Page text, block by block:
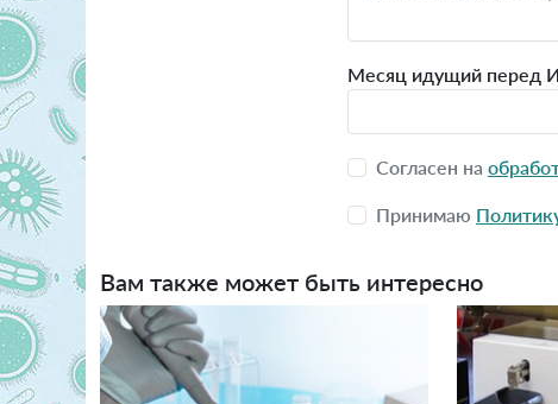
Месяц идущий перед
Согласен на
Принимаю
Вам также может быть интересно